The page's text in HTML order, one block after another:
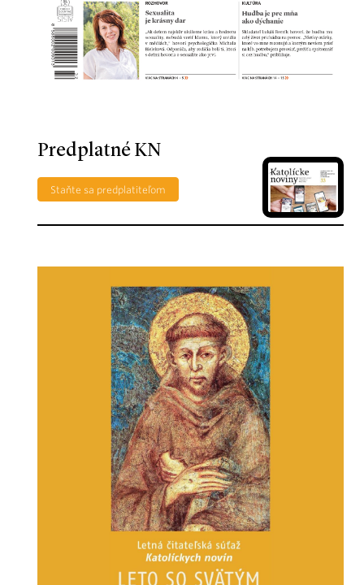
Predplatné KN
Staňte sa predplatiteľom